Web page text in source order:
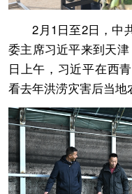
2月1日至2日，中共
委主席习近平来到天
日上午，习近平在西
看去年洪涝灾害后当地